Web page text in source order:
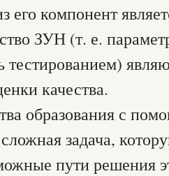
его компонент
ЗУН (т. е.
качества.
образования с
задача,
пути решения